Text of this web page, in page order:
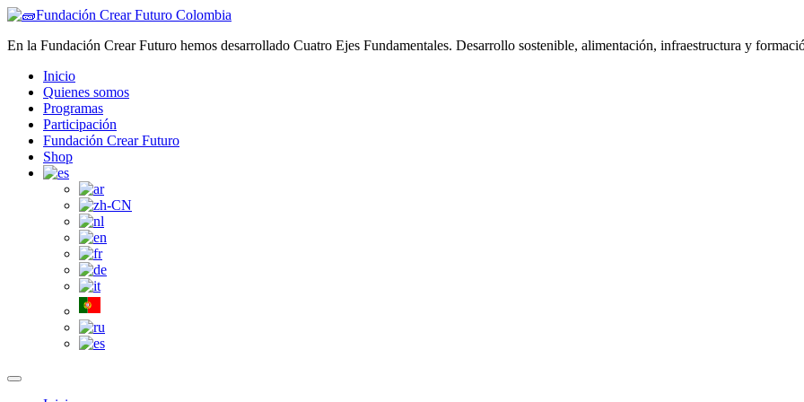
Saltar
contenido
En la Fundación Crear Futuro hemos desarrollado Cuatro Ejes Fundamentales. Desarrollo sostenible, alimentación, infraestructura y
Inicio
Quienes somos
Programas
Participación
Fundación Crear Futuro
Shop